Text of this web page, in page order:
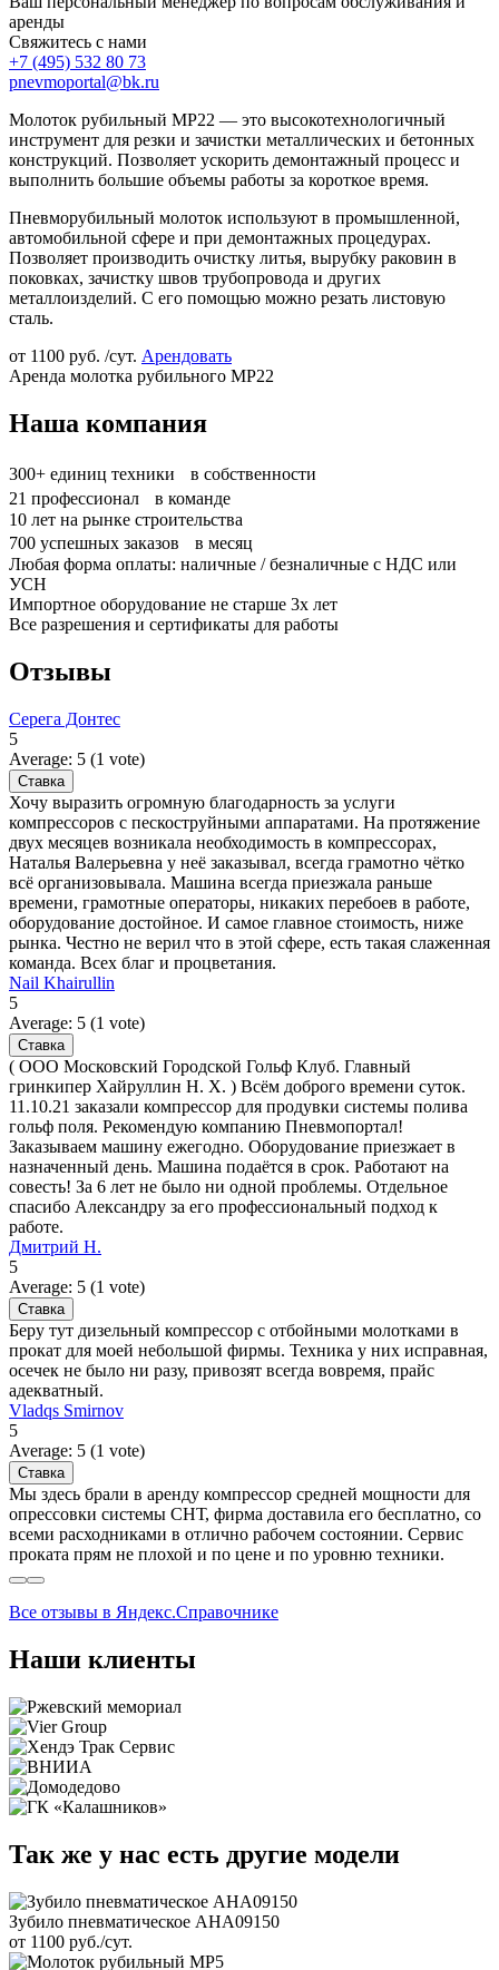
аренды
Свяжитесь с нами
+7 (495) 532 80 73
pnevmoportal@bk.ru
Молоток рубильный МР22 — это высокотехнологичный
инструмент для резки и зачистки металлических и бетонных
конструкций. Позволяет ускорить демонтажный процесс и
выполнить большие объемы работы за короткое время.
Пневморубильный молоток используют в промышленной,
автомобильной сфере и при демонтажных процедурах.
Позволяет производить очистку литья, вырубку раковин в
поковках, зачистку швов трубопровода и других
металлоизделий. С его помощью можно резать листовую
сталь.
от 1100 руб. /сут. Арендовать
Аренда молотка рубильного МР22
Наша компания
300+ единиц техники в собственности
21 профессионал в команде
10 лет на рынке строительства
700 успешных заказов в месяц
Любая форма оплаты: наличные / безналичные с НДС или
УСН
Импортное оборудование не старше 3х лет
Все разрешения и сертификаты для работы
Отзывы
Серега Донтес
5
Average: 5 (1 vote)
Хочу выразить огромную благодарность за услуги
компрессоров с пескоструйными аппаратами. На протяжение
двух месяцев возникала необходимость в компрессорах,
Наталья Валерьевна у неё заказывал, всегда грамотно чётко
всё организовывала. Машина всегда приезжала раньше
времени, грамотные операторы, никаких перебоев в работе,
оборудование достойное. И самое главное стоимость, ниже
рынка. Честно не верил что в этой сфере, есть такая слаженная
команда. Всех благ и процветания.
Nail Khairullin
5
Average: 5 (1 vote)
( ООО Московский Городской Гольф Клуб. Главный
гринкипер Хайруллин Н. Х. ) Всём доброго времени суток.
11.10.21 заказали компрессор для продувки системы полива
гольф поля. Рекомендую компанию Пневмопортал!
Заказываем машину ежегодно. Оборудование приезжает в
назначенный день. Машина подаётся в срок. Работают на
совесть! За 6 лет не было ни одной проблемы. Отдельное
спасибо Александру за его профессиональный подход к
работе.
Дмитрий Н.
5
Average: 5 (1 vote)
Беру тут дизельный компрессор с отбойными молотками в
прокат для моей небольшой фирмы. Техника у них исправная,
осечек не было ни разу, привозят всегда вовремя, прайс
адекватный.
Vladqs Smirnov
5
Average: 5 (1 vote)
Мы здесь брали в аренду компрессор средней мощности для
опрессовки системы СНТ, фирма доставила его бесплатно, со
всеми расходниками в отлично рабочем состоянии. Сервис
проката прям не плохой и по цене и по уровню техники.
Все отзывы в Яндекс.Справочнике
Наши клиенты
Так же у нас есть другие модели
Зубило пневматическое AHA09150
от 1100 руб./сут.